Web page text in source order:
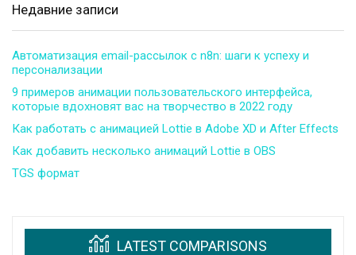
Недавние записи
Автоматизация email-рассылок с n8n: шаги к успеху и
персонализации
9 примеров анимации пользовательского интерфейса,
которые вдохновят вас на творчество в 2022 году
Как работать с анимацией Lottie в Adobe XD и After Effects
Как добавить несколько анимаций Lottie в OBS
TGS формат
LATEST COMPARISONS